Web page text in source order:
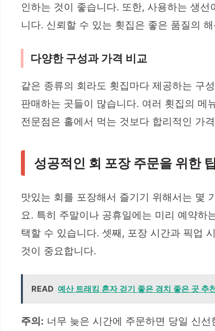
인하는 것이 좋습니다. 또한, 사용하는 생
니다. 신뢰할 수 있는 횟집은 좋은 품질의
다양한 구성과 가격 비교
같은 종류의 회라도 횟집마다 제공하는 구
판매하는 곳들이 많습니다. 여러 횟집의 메
전문점은 홀에서 먹는 것보다 합리적인 가
성공적인 회 포장 주문을 위한 팁
맛있는 회를 포장해서 즐기기 위해서는 몇
요. 특히 주말이나 공휴일에는 미리 예약하
택할 수 있습니다. 셋째, 포장 시간과 픽업
것이 중요합니다.
READ 예산 트래킹 혼자 걷기 좋은 경치 좋은 곳
주의: 너무 늦은 시간에 주문하면 당일 신